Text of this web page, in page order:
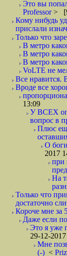
Это вы
Professor>
Кому нибудь
прислали
Только что
В метро
В метро
В метро
VoLTE не
Все нравится.
Вроде все
13:09
У ВСЕХ
вопрос в
Плюс
О
2017
при
На
Только что
достаточно
Короче мне за
Даже если
Это я уже
29-12-
Мне
(-) <